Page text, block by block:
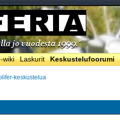
wiki Laskurit Keskustelufoorumi
keskustelua